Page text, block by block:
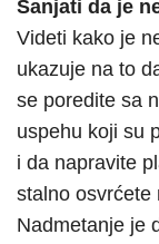
Sanjati da je
Videti kako je
ukazuje na to
se poredite sa
uspehu koji su
i da napravite
stalno osvrćete
Nadmetanje je